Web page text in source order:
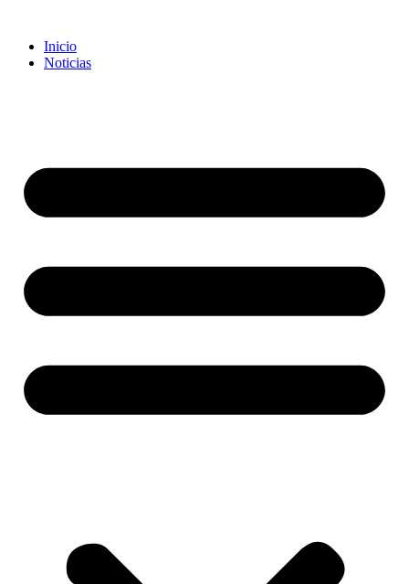
Inicio
Noticias